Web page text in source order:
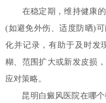
在稳定期，维持健康的
(如避免外伤、适度防晒)
化并记录，有助于及时发
糊、范围扩大或新发皮损
应对策略。
昆明白癜风医院在哪个